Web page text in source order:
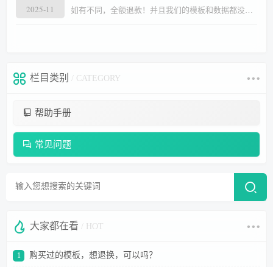
2025-11
如有不同，全额退款！并且我们的模板和数据都没有
栏目类别 / CATEGORY
帮助手册
常见问题
大家都在看 / HOT
1 购买过的模板，想退换，可以吗？